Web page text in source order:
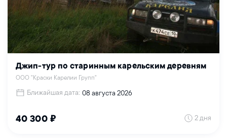
Джип-тур по старинным карельским деревням
ООО "Краски Карелии Групп"
Ближайшая дата: 08 августа 2026
40 300 ₽ 2 дня